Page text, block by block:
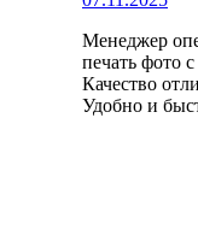
Менеджер
печать фото
Качество
Удобно и